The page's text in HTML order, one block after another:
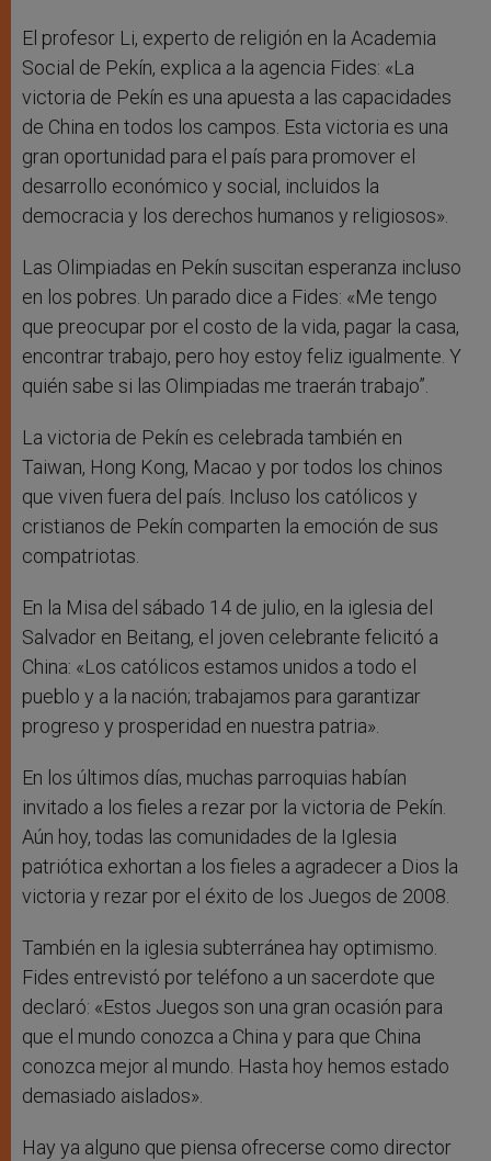
El profesor Li, experto de religión en la Academia
Social de Pekín, explica a la agencia Fides: «La
victoria de Pekín es una apuesta a las capacidades
de China en todos los campos. Esta victoria es una
gran oportunidad para el país para promover el
desarrollo económico y social, incluidos la
democracia y los derechos humanos y religiosos».
Las Olimpiadas en Pekín suscitan esperanza incluso
en los pobres. Un parado dice a Fides: «Me tengo
que preocupar por el costo de la vida, pagar la casa,
encontrar trabajo, pero hoy estoy feliz igualmente. Y
quién sabe si las Olimpiadas me traerán trabajo”.
La victoria de Pekín es celebrada también en
Taiwan, Hong Kong, Macao y por todos los chinos
que viven fuera del país. Incluso los católicos y
cristianos de Pekín comparten la emoción de sus
compatriotas.
En la Misa del sábado 14 de julio, en la iglesia del
Salvador en Beitang, el joven celebrante felicitó a
China: «Los católicos estamos unidos a todo el
pueblo y a la nación; trabajamos para garantizar
progreso y prosperidad en nuestra patria».
En los últimos días, muchas parroquias habían
invitado a los fieles a rezar por la victoria de Pekín.
Aún hoy, todas las comunidades de la Iglesia
patriótica exhortan a los fieles a agradecer a Dios la
victoria y rezar por el éxito de los Juegos de 2008.
También en la iglesia subterránea hay optimismo.
Fides entrevistó por teléfono a un sacerdote que
declaró: «Estos Juegos son una gran ocasión para
que el mundo conozca a China y para que China
conozca mejor al mundo. Hasta hoy hemos estado
demasiado aislados».
Hay ya alguno que piensa ofrecerse como director